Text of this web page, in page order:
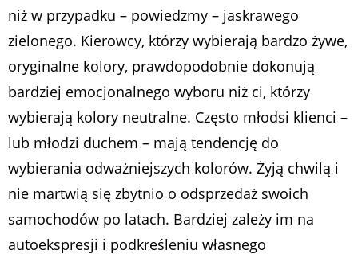
niż w przypadku – powiedzmy – jaskrawego
zielonego. Kierowcy, którzy wybierają bardzo żywe,
oryginalne kolory, prawdopodobnie dokonują
bardziej emocjonalnego wyboru niż ci, którzy
wybierają kolory neutralne. Często młodsi klienci –
lub młodzi duchem – mają tendencję do
wybierania odważniejszych kolorów. Żyją chwilą i
nie martwią się zbytnio o odsprzedaż swoich
samochodów po latach. Bardziej zależy im na
autoekspresji i podkreśleniu własnego